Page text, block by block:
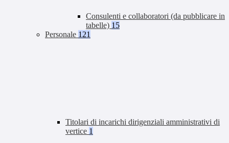
Consulenti e collaboratori (da pubblicare in
tabelle) 15
Personale 121
Titolari di incarichi dirigenziali amministrativi di
vertice 1